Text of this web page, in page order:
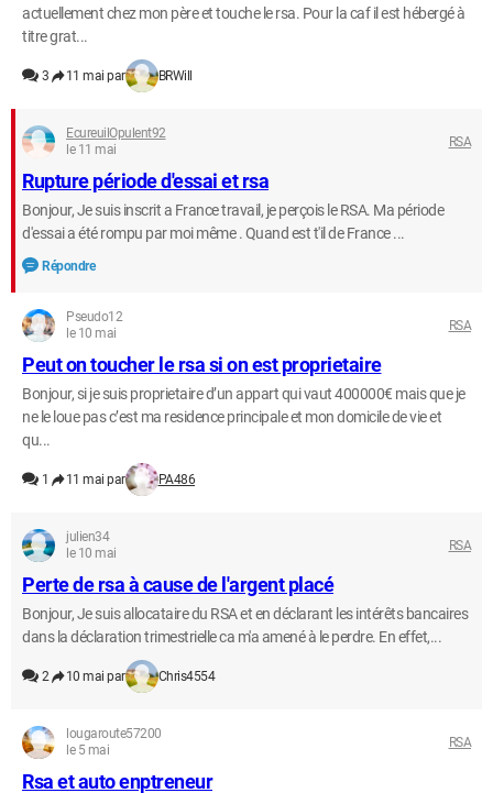
actuellement chez mon père et touche le rsa. Pour la caf il est hébergé à
titre grat...
3 11 mai par BRWill
EcureuilOpulent92
le 11 mai
RSA
Rupture période d'essai et rsa
Bonjour, Je suis inscrit a France travail, je perçois le RSA. Ma période
d'essai a été rompu par moi même . Quand est t'il de France ...
Répondre
Pseudo12
le 10 mai
RSA
Peut on toucher le rsa si on est proprietaire
Bonjour, si je suis proprietaire d’un appart qui vaut 400000€ mais que je
ne le loue pas c’est ma residence principale et mon domicile de vie et
qu...
1 11 mai par PA486
julien34
le 10 mai
RSA
Perte de rsa à cause de l'argent placé
Bonjour, Je suis allocataire du RSA et en déclarant les intérêts bancaires
dans la déclaration trimestrielle ca m'a amené à le perdre. En effet,...
2 10 mai par Chris4554
lougaroute57200
le 5 mai
RSA
Rsa et auto enptreneur